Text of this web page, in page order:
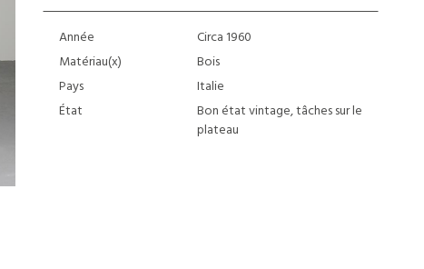
Année
Circa 1960
Matériau(x)
Bois
Pays
Italie
État
Bon état vintage, tâches sur le
plateau